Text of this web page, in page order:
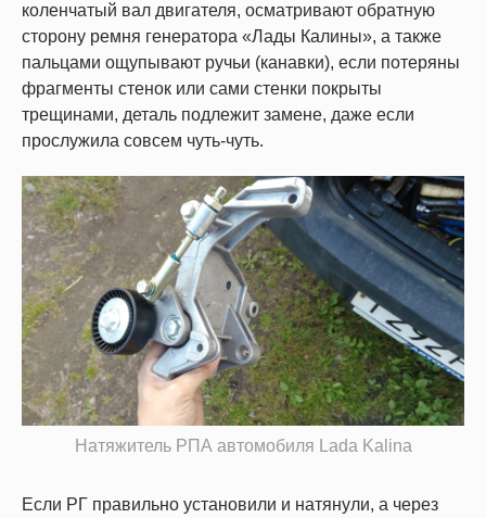
коленчатый вал двигателя, осматривают обратную
сторону ремня генератора «Лады Калины», а также
пальцами ощупывают ручьи (канавки), если потеряны
фрагменты стенок или сами стенки покрыты
трещинами, деталь подлежит замене, даже если
прослужила совсем чуть-чуть.
Натяжитель РПА автомобиля Lada Kalina
Если РГ правильно установили и натянули, а через